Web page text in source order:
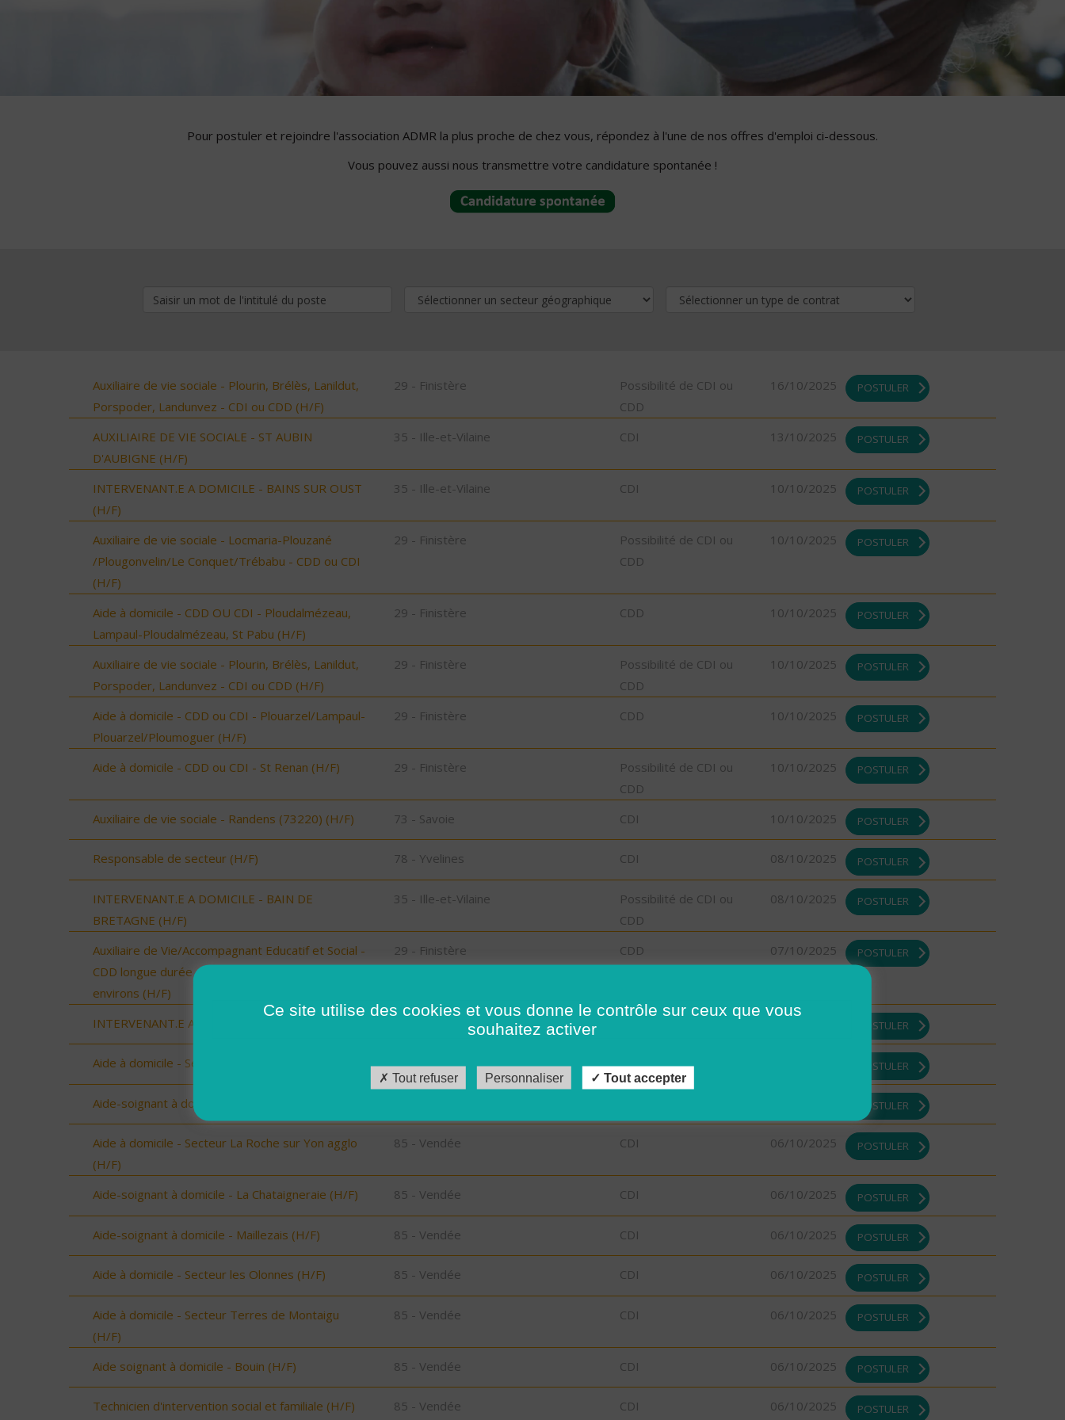
Pour postuler et rejoindre l'association ADMR la plus proche de chez vous, répondez à l'une de nos offres d'emploi ci-dessous.
Vous pouvez aussi nous transmettre votre candidature spontanée !
Auxiliaire de vie sociale - Plourin, Brélès, Lanildut,
Porspoder, Landunvez - CDI ou CDD (H/F)
29 - Finistère
Possibilité de CDI ou
CDD
16/10/2025 POSTULER
AUXILIAIRE DE VIE SOCIALE - ST AUBIN
D'AUBIGNE (H/F)
35 - Ille-et-Vilaine CDI 13/10/2025 POSTULER
INTERVENANT.E A DOMICILE - BAINS SUR OUST
(H/F)
35 - Ille-et-Vilaine CDI 10/10/2025 POSTULER
Auxiliaire de vie sociale - Locmaria-Plouzané
/Plougonvelin/Le Conquet/Trébabu - CDD ou CDI
(H/F)
29 - Finistère
Possibilité de CDI ou
CDD
10/10/2025 POSTULER
Aide à domicile - CDD OU CDI - Ploudalmézeau,
Lampaul-Ploudalmézeau, St Pabu (H/F)
29 - Finistère CDD 10/10/2025 POSTULER
Auxiliaire de vie sociale - Plourin, Brélès, Lanildut,
Porspoder, Landunvez - CDI ou CDD (H/F)
29 - Finistère
Possibilité de CDI ou
CDD
10/10/2025 POSTULER
Aide à domicile - CDD ou CDI - Plouarzel/Lampaul-
Plouarzel/Ploumoguer (H/F)
29 - Finistère CDD 10/10/2025 POSTULER
Aide à domicile - CDD ou CDI - St Renan (H/F) 29 - Finistère
Possibilité de CDI ou
CDD
10/10/2025 POSTULER
Auxiliaire de vie sociale - Randens (73220) (H/F) 73 - Savoie CDI 10/10/2025 POSTULER
Responsable de secteur (H/F) 78 - Yvelines CDI 08/10/2025 POSTULER
INTERVENANT.E A DOMICILE - BAIN DE
BRETAGNE (H/F)
35 - Ille-et-Vilaine
Possibilité de CDI ou
CDD
08/10/2025 POSTULER
Auxiliaire de Vie/Accompagnant Educatif et Social -
CDD longue durée - Secteur Landivisiau et
environs (H/F)
29 - Finistère CDD 07/10/2025 POSTULER
INTERVENANT.E A DOMICILE - RENNES (H/F) 35 - Ille-et-Vilaine POSTULER
Aide à domicile - Secteur Marais Littoral (H/F) 85 - Vendée CDI POSTULER
Aide-soignant à domicile - Noirmoutier (H/F) POSTULER
Aide à domicile - Secteur La Roche sur Yon agglo
(H/F)
85 - Vendée CDI 06/10/2025 POSTULER
Aide-soignant à domicile - La Chataigneraie (H/F) 85 - Vendée CDI 06/10/2025 POSTULER
Aide-soignant à domicile - Maillezais (H/F) 85 - Vendée CDI 06/10/2025 POSTULER
Aide à domicile - Secteur les Olonnes (H/F) 85 - Vendée CDI 06/10/2025 POSTULER
Aide à domicile - Secteur Terres de Montaigu
(H/F)
85 - Vendée CDI 06/10/2025 POSTULER
Aide soignant à domicile - Bouin (H/F) 85 - Vendée CDI 06/10/2025 POSTULER
Technicien d'intervention social et familiale (H/F) 85 - Vendée CDI 06/10/2025 POSTULER
Ce site utilise des cookies et vous donne le contrôle sur ceux que vous
souhaitez activer
Tout refuser Personnaliser Tout accepter